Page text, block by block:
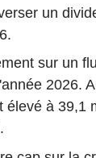
un
sur un
2026.
élevé à 39,1